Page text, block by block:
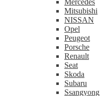
Mercedes
Mitsubishi
NISSAN
Opel
Peugeot
Porsche
Renault
Seat
Skoda
Subaru
Ssangyong